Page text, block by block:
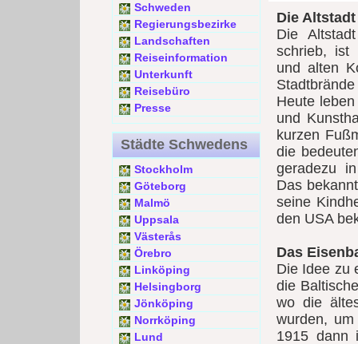
Schweden
Regierungsbezirke
Landschaften
Reiseinformation
Unterkunft
Reisebüro
Presse
Städte Schwedens
Stockholm
Göteborg
Malmö
Uppsala
Västerås
Örebro
Linköping
Helsingborg
Jönköping
Norrköping
Lund
Die
Die
schrieb, ist
und alten
Heute
und
kurzen
die
geradezu
Das
seine
den USA
Das
Die Idee zu
die
wo die
wurden,
1915 dann